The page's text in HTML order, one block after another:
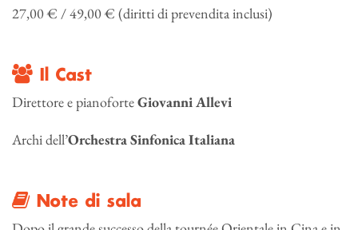
27,00 € / 49,00 € (diritti di prevendita inclusi)
Il Cast
Direttore e pianoforteGiovanni Allevi
Archi dell’Orchestra Sinfonica Italiana
Note di sala